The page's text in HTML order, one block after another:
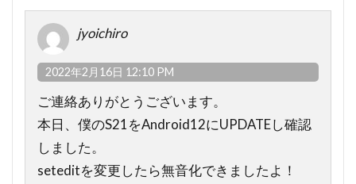
jyoichiro
2022年2月16日 12:10 PM
ご連絡ありがとうございます。
本日、僕のS21をAndroid12にUPDATEし確認
しました。
seteditを変更したら無音化できましたよ！